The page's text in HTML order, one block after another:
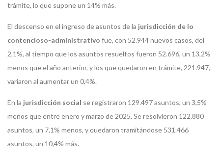
trámite, lo que supone un 14% más.
El descenso en el ingreso de asuntos de la jurisdicción de lo
contencioso-administrativo fue, con 52.944 nuevos casos, del
2,1%, al tiempo que los asuntos resueltos fueron 52.696, un 13,2%
menos que el año anterior, y los que quedaron en trámite, 221.947,
variaron al aumentar un 0,4%.
En la jurisdicción social se registraron 129.497 asuntos, un 3,5%
menos que entre enero y marzo de 2025. Se resolvieron 122.880
asuntos, un 7,1% menos, y quedaron tramitándose 531.466
asuntos, un 10,4% más.